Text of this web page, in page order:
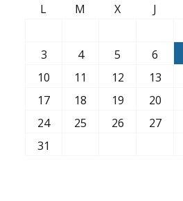
L M X J
3
4 5 6
10
11 12 13
17
18 19 20
24
25 26 27
31